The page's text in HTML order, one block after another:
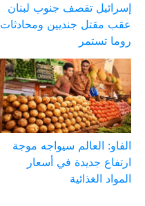
إسرائيل تقصف جنوب لبنان
عقب مقتل جنديين ومحادثات
روما تستمر
الفاو: العالم سيواجه موجة
ارتفاع جديدة في أسعار
المواد الغذائية